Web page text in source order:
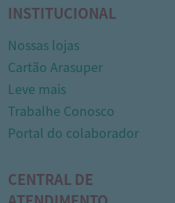
INSTITUCIONAL
Nossas lojas
Cartão Arasuper
Leve mais
Trabalhe Conosco
Portal do colaborador
CENTRAL DE